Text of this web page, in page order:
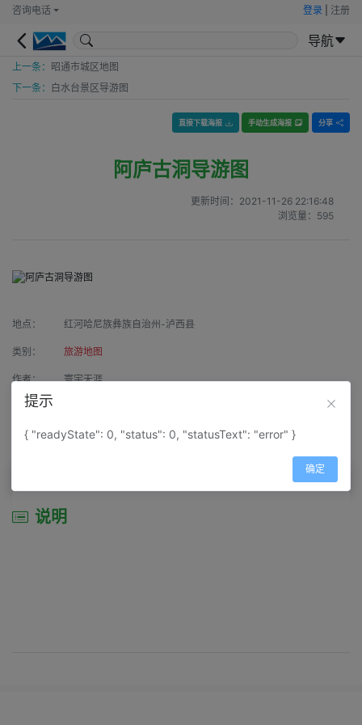
咨询电话 登录 注册
导航
上一条： 昭通市城区地图
下一条：
白水台景区导游图
直接下载海报 手动生成海报 分享
阿庐古洞导游图
更新时间： 2021-11-26 22:16:48
浏览量： 595
地点： 红河哈尼族彝族自治州-泸西县
类别： 旅游地图
作者： 寰宇天涯
来源：
属性： 地图属性： 地图类型-景区导游图
说明
提示
{ "readyState": 0, "status": 0, "statusText": "error" }
确定